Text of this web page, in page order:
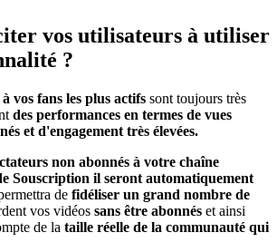
vos utilisateurs à utiliser
?
vos fans les plus actifs sont toujours très
des performances en termes de vues
et d'engagement très élevées.
non abonnés à votre chaîne
Souscription il seront automatiquement
de fidéliser un grand nombre de
vos vidéos sans être abonnés et ainsi
de la taille réelle de la communauté qui